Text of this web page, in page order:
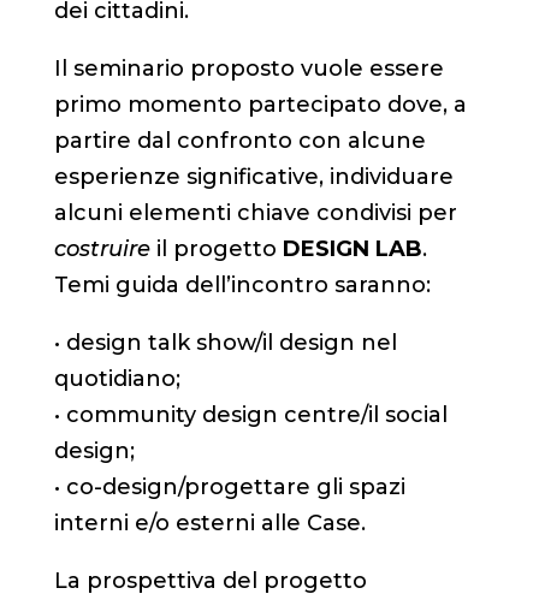
dei cittadini.
Il seminario proposto vuole essere
primo momento partecipato dove, a
partire dal confronto con alcune
esperienze significative, individuare
alcuni elementi chiave condivisi per
costruireil progetto DESIGN LAB.
Temi guida dell’incontro saranno:
• design talk show/il design nel
quotidiano;
• community design centre/il social
design;
• co-design/progettare gli spazi
interni e/o esterni alle Case.
La prospettiva del progetto